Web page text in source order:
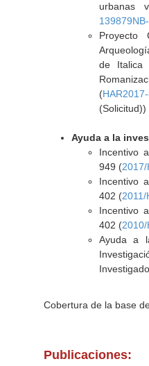
urbanas
Proyecto
de Italica
(
(Solicitud))
Ayuda a la
Incentivo
949 (2017/
Incentivo
402 (2011/
Incentivo
402 (2010/
Ayuda a
Cobertura de la base
Publicaciones: